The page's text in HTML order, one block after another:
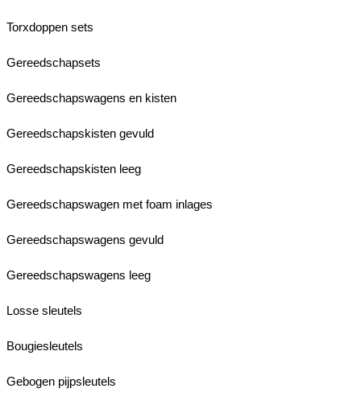
Torxdoppen sets
Gereedschapsets
Gereedschapswagens en kisten
Gereedschapskisten gevuld
Gereedschapskisten leeg
Gereedschapswagen met foam inlages
Gereedschapswagens gevuld
Gereedschapswagens leeg
Losse sleutels
Bougiesleutels
Gebogen pijpsleutels